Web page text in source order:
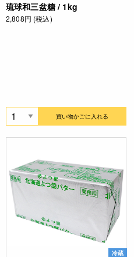
琉球和三盆糖 / 1kg
2,808円 (税込)
買い物かごに入れる
冷蔵